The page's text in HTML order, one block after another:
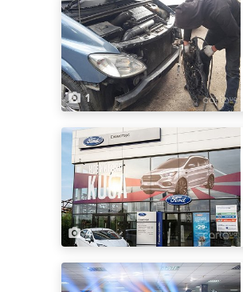
1
4